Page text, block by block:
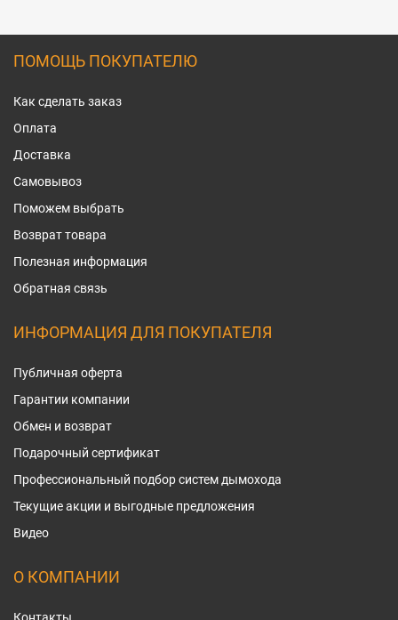
ПОМОЩЬ ПОКУПАТЕЛЮ
Как сделать заказ
Оплата
Доставка
Самовывоз
Поможем выбрать
Возврат товара
Полезная информация
Обратная связь
ИНФОРМАЦИЯ ДЛЯ ПОКУПАТЕЛЯ
Публичная оферта
Гарантии компании
Обмен и возврат
Подарочный сертификат
Профессиональный подбор систем дымохода
Текущие акции и выгодные предложения
Видео
О КОМПАНИИ